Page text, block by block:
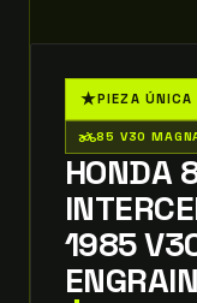
★PIEZA ÚNICA
two_wheeler85 V30
HONDA
1985